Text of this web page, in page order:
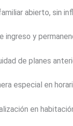
abierto, sin
ingreso y
de planes
especial en
en